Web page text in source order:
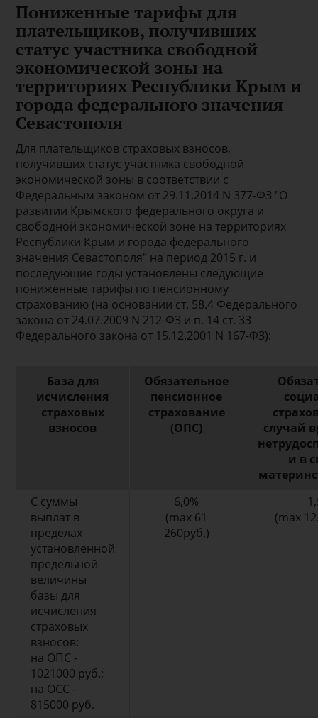
Пониженные тарифы для
плательщиков, получивших
статус участника свободной
экономической зоны на
территориях Республики Крым и
города федерального значения
Севастополя
Для плательщиков страховых взносов,
получивших статус участника свободной
экономической зоны в соответствии с
Федеральным законом от 29.11.2014 N 377-ФЗ "О
развитии Крымского федерального округа и
свободной экономической зоне на территориях
Республики Крым и города федерального
значения Севастополя" на период 2015 г. и
последующие годы установлены следующие
пониженные тарифы по пенсионному
страхованию (на основании ст. 58.4 Федерального
закона от 24.07.2009 N 212-ФЗ и п. 14 ст. 33
Федерального закона от 15.12.2001 N 167-ФЗ):
База для
исчисления
страховых
взносов
Обязательное
пенсионное
страхование
(ОПС)
случай
и в
С суммы
выплат в
пределах
установленной
предельной
величины
базы для
исчисления
страховых
взносов:
на ОПС -
1021000 руб.;
на ОСС -
815000 руб.
6,0%
(max 61
260руб.)
(max